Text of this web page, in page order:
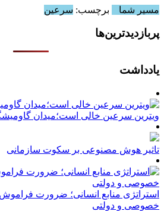
مسیر شما
برچسب: سرعین
پربازدیدترین‌ها
یادداشت
ویترین سرعین خالی است؛میدان
تاثیر هوش مصنوعی بر سکوت سازمانی
استراتژی منابع انسانی؛ ضرورت
خصوصی و دولتی